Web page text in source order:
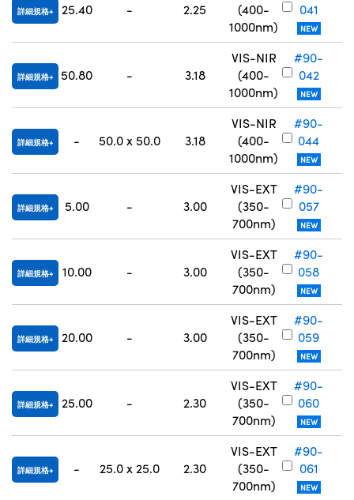
詳細規格 25.40 - 2.25
(400-
1000nm)
041
NEW
詳細規格 50.80 - 3.18
VIS-NIR
(400-
1000nm)
#90-
042
NEW
詳細規格 - 50.0 x 50.0 3.18
VIS-NIR
(400-
1000nm)
#90-
044
NEW
詳細規格 5.00 - 3.00
VIS-EXT
(350-
700nm)
#90-
057
NEW
詳細規格 10.00 - 3.00
VIS-EXT
(350-
700nm)
#90-
058
NEW
詳細規格 20.00 - 3.00
VIS-EXT
(350-
700nm)
#90-
059
NEW
詳細規格 25.00 - 2.30
VIS-EXT
(350-
700nm)
#90-
060
NEW
詳細規格 - 25.0 x 25.0 2.30
VIS-EXT
(350-
700nm)
#90-
061
NEW